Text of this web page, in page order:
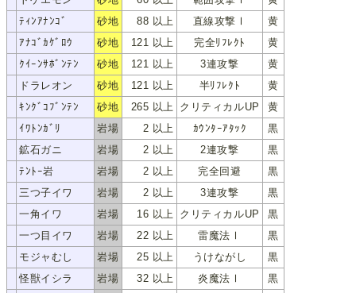
ﾃｨﾝｱﾅﾝｺﾞ 砂地 88 以上 直線攻撃Ⅰ 黄
ｱﾅｺﾞｶｹﾞﾛｳ 砂地 121 以上 完全ﾘﾌﾚｸﾄ 黄
ｸｲｰﾝｻﾎﾞﾝﾃﾝ 砂地 121 以上 3連攻撃 黄
ドラレオン 砂地 121 以上 半ﾘﾌﾚｸﾄ 黄
ｷﾝｸﾞｺﾌﾞﾝﾃﾝ 砂地 265 以上 クリティカルUP 黄
ｲﾜﾄﾝｶﾞﾘ 岩場 2 以上 ｶｳﾝﾀｰｱﾀｯｸ 黒
鉱石ガニ 岩場 2 以上 2連攻撃 黒
ﾃﾝﾄｰ岩 岩場 2 以上 完全回避 黒
三つ子イワ 岩場 2 以上 3連攻撃 黒
一角イワ 岩場 16 以上 クリティカルUP 黒
一つ目イワ 岩場 22 以上 雷魔法Ⅰ 黒
モジャむし 岩場 25 以上 うけながし 黒
怪獣イシラ 岩場 32 以上 炎魔法Ⅰ 黒